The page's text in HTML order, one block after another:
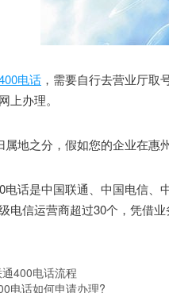
电话 ，需要自行去营业厅取
上办理。
之分，假如您的企业在惠州
话是中国联通、中国电信、
电信运营商超过30个，凭借
400电话流程
电话如何申请办理?